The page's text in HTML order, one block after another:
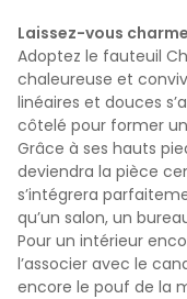
Laissez-vous
Adoptez le fauteuil
chaleureuse et
linéaires et douces
côtelé pour former
Grâce à ses hauts
deviendra la pièce
s’intégrera
qu’un salon, un
Pour un intérieur
l’associer avec le
encore le pouf de la